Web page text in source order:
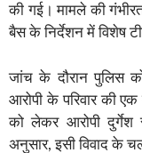
की गई। मामले की
बैस के निर्देशन में विशेष
जांच के दौरान पुलिस
आरोपी के परिवार की
को लेकर आरोपी दुर्गेश
अनुसार, इसी विवाद के